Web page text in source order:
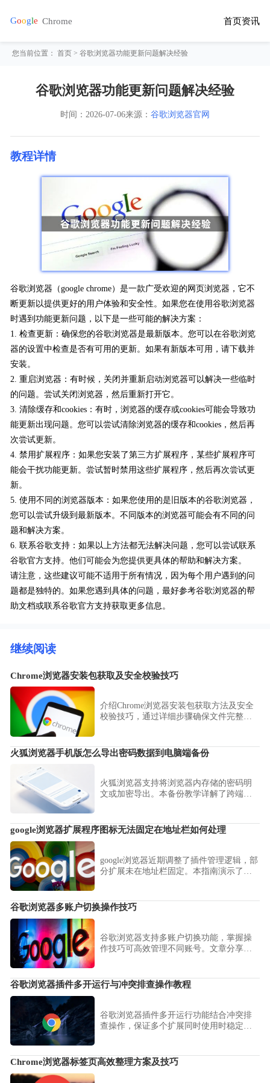
首页资讯
您当前位置：首页 > 谷歌浏览器功能更新问题解决经验
谷歌浏览器功能更新问题解决经验
时间： 2026-07-06来源： 谷歌浏览器官网
教程详情
谷歌浏览器（google chrome）是一款广受欢迎的网页浏览器，它不
断更新以提供更好的用户体验和安全性。如果您在使用谷歌浏览器
时遇到功能更新问题，以下是一些可能的解决方案：
1. 检查更新：确保您的谷歌浏览器是最新版本。您可以在谷歌浏览
器的设置中检查是否有可用的更新。如果有新版本可用，请下载并
安装。
2. 重启浏览器：有时候，关闭并重新启动浏览器可以解决一些临时
的问题。尝试关闭浏览器，然后重新打开它。
3. 清除缓存和cookies：有时，浏览器的缓存或cookies可能会导致功
能更新出现问题。您可以尝试清除浏览器的缓存和cookies，然后再
次尝试更新。
4. 禁用扩展程序：如果您安装了第三方扩展程序，某些扩展程序可
能会干扰功能更新。尝试暂时禁用这些扩展程序，然后再次尝试更
新。
5. 使用不同的浏览器版本：如果您使用的是旧版本的谷歌浏览器，
您可以尝试升级到最新版本。不同版本的浏览器可能会有不同的问
题和解决方案。
6. 联系谷歌支持：如果以上方法都无法解决问题，您可以尝试联系
谷歌官方支持。他们可能会为您提供更具体的帮助和解决方案。
请注意，这些建议可能不适用于所有情况，因为每个用户遇到的问
题都是独特的。如果您遇到具体的问题，最好参考谷歌浏览器的帮
助文档或联系谷歌官方支持获取更多信息。
继续阅读
Chrome浏览器安装包获取及安全校验技巧
介绍Chrome浏览器安装包获取方法及安全
校验技巧，通过详细步骤确保文件完整与
火狐浏览器手机版怎么导出密码数据到电脑端备份
火狐浏览器支持将浏览器内存储的密码明
文或加密导出。本备份教学详解了跨端数
忧。
google浏览器扩展程序图标无法固定在地址栏如何处理
google浏览器近期调整了插件管理逻辑，部
分扩展未在地址栏固定。本指南演示了如
布局，提升插件调取效率。
谷歌浏览器多账户切换操作技巧
谷歌浏览器支持多账户切换功能，掌握操
作技巧可高效管理不同账号。文章分享设
谷歌浏览器插件多开运行与冲突排查操作教程
谷歌浏览器插件多开运行功能结合冲突排
查操作，保证多个扩展同时使用时稳定运
Chrome浏览器标签页高效整理方案及技巧